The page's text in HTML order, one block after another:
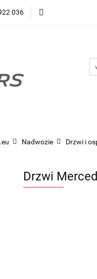
036
Nadwozie Drzwi i
Drzwi